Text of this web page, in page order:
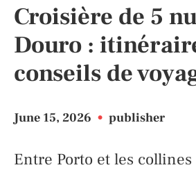
Croisière de 5
Douro :
conseils de
June 15, 2026 • publisher
Entre Porto et les